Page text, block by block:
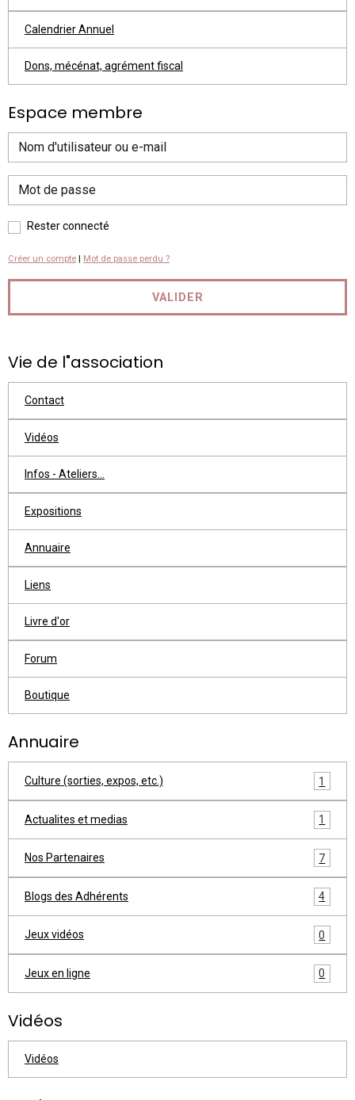
Calendrier Annuel
Dons, mécénat, agrément fiscal
Espace membre
Rester connecté
Créer un compte Mot de passe perdu ?
VALIDER
Vie de l"association
Contact
Vidéos
Infos - Ateliers...
Expositions
Annuaire
Liens
Livre d'or
Forum
Boutique
Annuaire
Culture (sorties, expos, etc.) 1
Actualites et medias 1
Nos Partenaires 7
Blogs des Adhérents 4
Jeux vidéos 0
Jeux en ligne 0
Vidéos
Vidéos